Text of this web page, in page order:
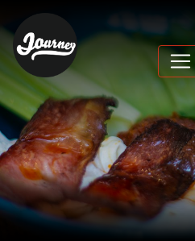
poşe
Journey